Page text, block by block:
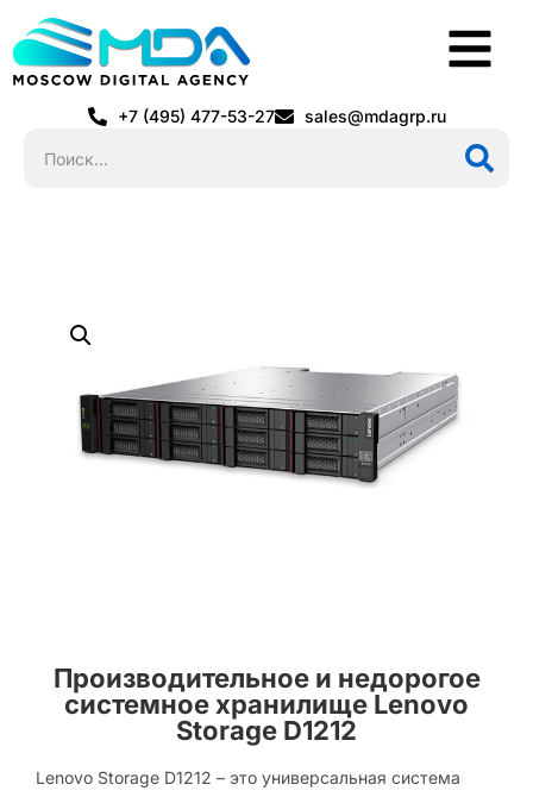
+7 (495) 477-53-27 sales@mdagrp.ru
Производительное и недорогое
системное хранилище Lenovo
Storage D1212
Lenovo Storage D1212 – это универсальная система